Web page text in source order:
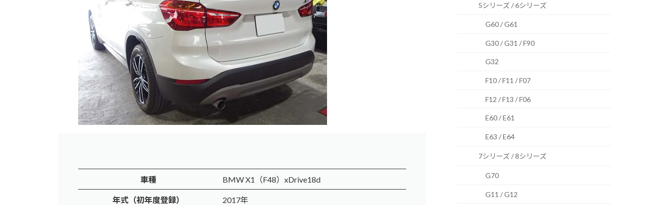
車種 BMW X1（F48）xDrive18d
年式（初年度登録） 2017年
5シリーズ / 6シリーズ
G60 / G61
G30 / G31 / F90
G32
F10 / F11 / F07
F12 / F13 / F06
E60 / E61
E63 / E64
7シリーズ / 8シリーズ
G70
G11 / G12